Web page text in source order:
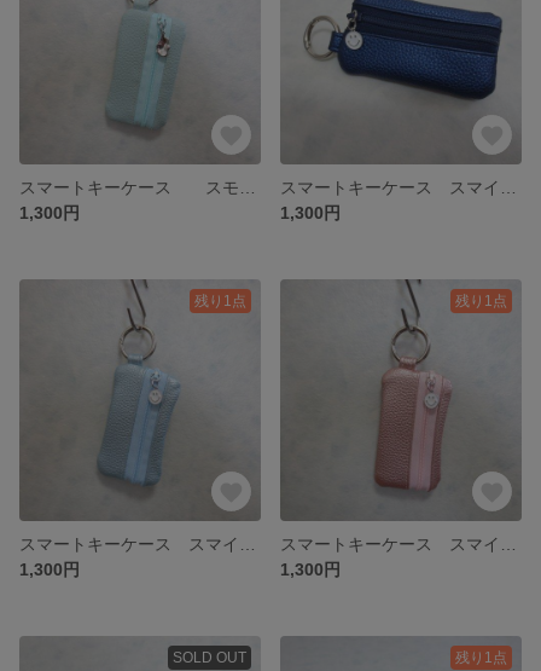
1,300円
1,300円
残り1点
1,300円
残り1点
1,300円
SOLD OUT 残り1点